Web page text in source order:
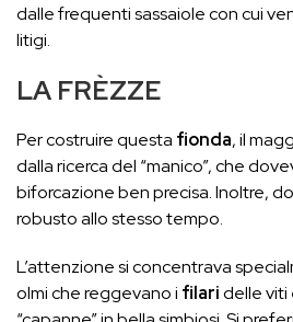
dalle frequenti sassaiole con cui
litigi.
LA FRÈZZE
Per costruire questa fionda, il
dalla ricerca del “manico”, che
biforcazione ben precisa. Inoltre,
robusto allo stesso tempo.
L’attenzione si concentrava
olmi che reggevano i filaridelle viti